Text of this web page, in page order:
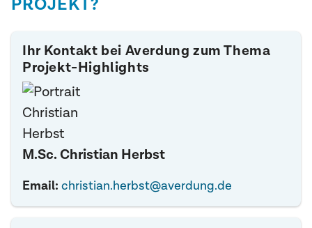
PROJEKT?
Ihr Kontakt bei Averdung zum Thema
Projekt-Highlights
M.Sc. Christian Herbst
Email: christian.herbst@averdung.de